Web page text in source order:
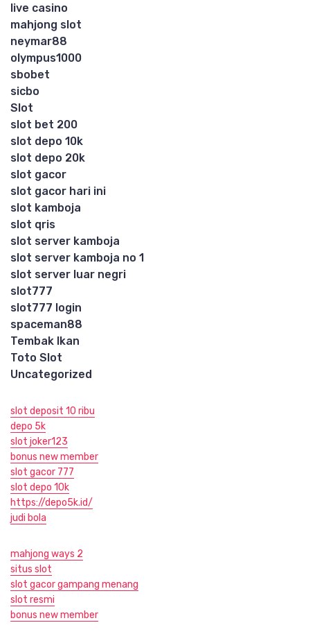
live casino
mahjong slot
neymar88
olympus1000
sbobet
sicbo
Slot
slot bet 200
slot depo 10k
slot depo 20k
slot gacor
slot gacor hari ini
slot kamboja
slot qris
slot server kamboja
slot server kamboja no 1
slot server luar negri
slot777
slot777 login
spaceman88
Tembak Ikan
Toto Slot
Uncategorized
slot deposit 10 ribu
depo 5k
slot joker123
bonus new member
slot gacor 777
slot depo 10k
https://depo5k.id/
judi bola
mahjong ways 2
situs slot
slot gacor gampang menang
slot resmi
bonus new member